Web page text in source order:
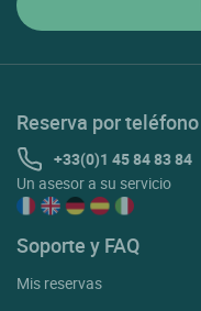
Reserva por teléfono
+33(0)1 45 84 83 84
Un asesor a su servicio
Soporte y FAQ
Mis reservas